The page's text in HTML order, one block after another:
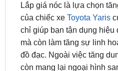
chỉ giúp bạn tận dụng hiệu
mà còn làm tăng sự linh
đồ đạc. Ngoài việc tăng
còn mang lại ngoại hình
cho chiếc xe của mình.